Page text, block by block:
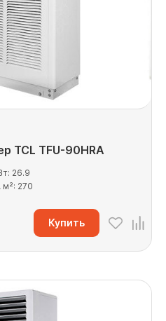
TCL TFU-90HRA
26.9
270
Купить